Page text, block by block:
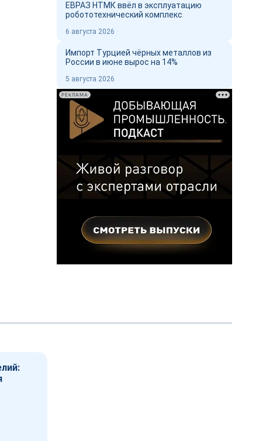
ЕВРАЗ НТМК ввёл в эксплуатацию
робототехнический комплекс
6 августа 2026
Импорт Турцией чёрных металлов из
России в июне вырос на 14%
5 августа 2026
РЕКЛАМА